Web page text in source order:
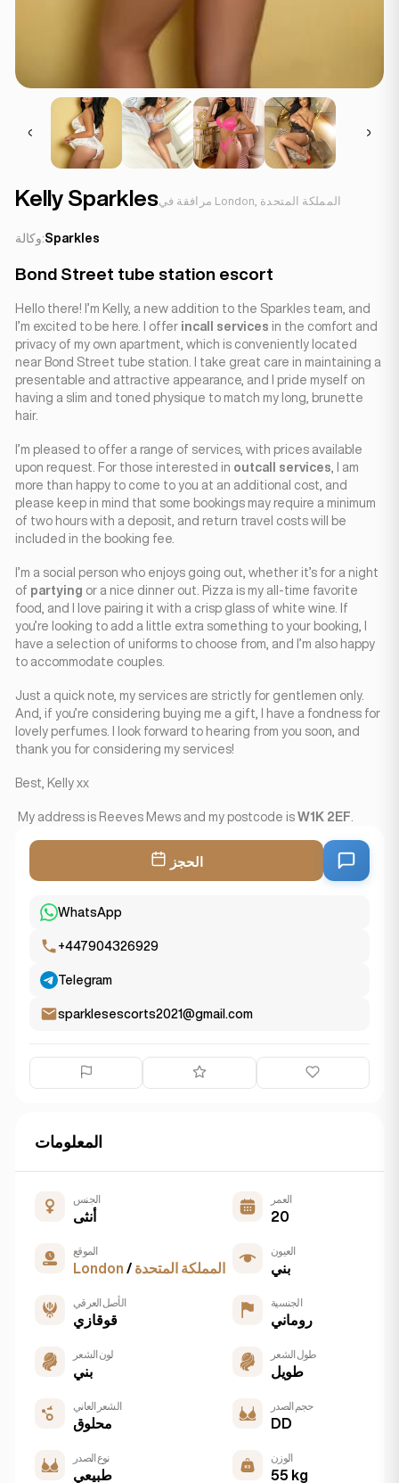
Kelly Sparkles مرافقة في London, المملكة المتحدة
وكالة:Sparkles
Bond Street tube station escort
Hello there! I’m Kelly, a new addition to the Sparkles team, and
I’m excited to be here. I offer incall services in the comfort and
privacy of my own apartment, which is conveniently located
near Bond Street tube station. I take great care in maintaining a
presentable and attractive appearance, and I pride myself on
having a slim and toned physique to match my long, brunette
hair.
I’m pleased to offer a range of services, with prices available
upon request. For those interested in outcall services , I am
more than happy to come to you at an additional cost, and
please keep in mind that some bookings may require a minimum
of two hours with a deposit, and return travel costs will be
included in the booking fee.
I’m a social person who enjoys going out, whether it’s for a night
of partying or a nice dinner out. Pizza is my all-time favorite
food, and I love pairing it with a crisp glass of white wine. If
you’re looking to add a little extra something to your booking, I
have a selection of uniforms to choose from, and I’m also happy
to accommodate couples.
Just a quick note, my services are strictly for gentlemen only.
And, if you’re considering buying me a gift, I have a fondness for
lovely perfumes. I look forward to hearing from you soon, and
thank you for considering my services!
Best, Kelly xx
My address is Reeves Mews and my postcode is W1K 2EF
الحجز
WhatsApp
+447904326929
Telegram
sparklesescorts2021@gmail.com
المعلومات
الجنس
أنثى
العمر
20
الموقع
London / المملكة المتحدة
العيون
بني
الأصل العرقي
قوقازي
الجنسية
روماني
لون الشعر
بني
طول الشعر
طويل
الشعر العاني
محلوق
حجم الصدر
DD
نوع الصدر
طبيعي
الوزن
55 kg